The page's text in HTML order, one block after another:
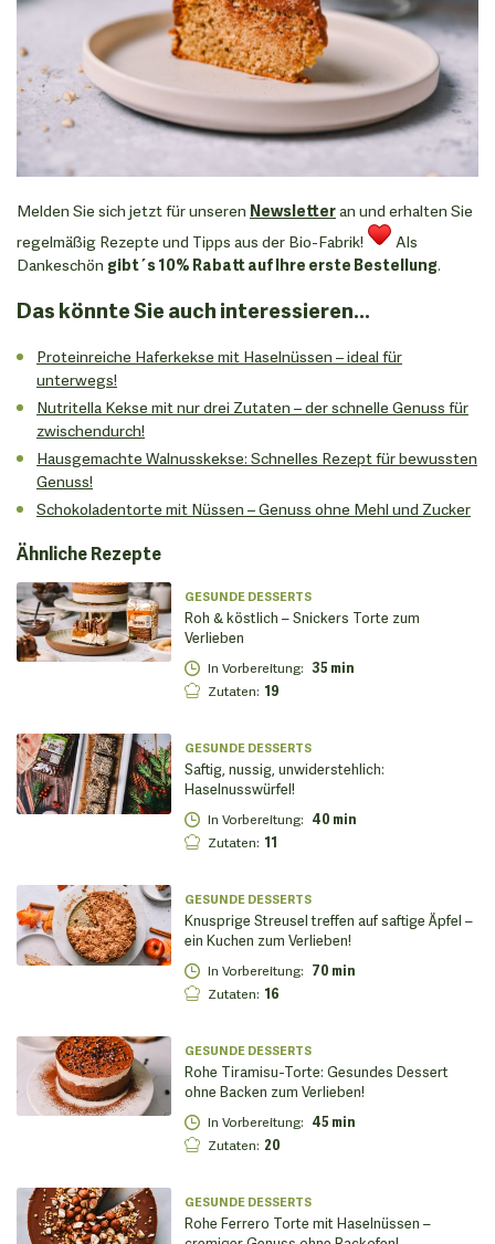
Melden Sie sich jetzt für unseren Newsletteran und erhalten Sie
regelmäßig Rezepte und Tipps aus der Bio-Fabrik!
Als
Dankeschön gibt´s 10% Rabatt auf Ihre erste Bestellung.
Das könnte Sie auch interessieren...
Proteinreiche Haferkekse mit Haselnüssen – ideal für
unterwegs!
Nutritella Kekse mit nur drei Zutaten – der schnelle Genuss für
zwischendurch!
Hausgemachte Walnusskekse: Schnelles Rezept für bewussten
Genuss!
Schokoladentorte mit Nüssen – Genuss ohne Mehl und Zucker
Ähnliche Rezepte
GESUNDE DESSERTS
Roh & köstlich – Snickers Torte zum
Verlieben
In Vorbereitung: 35 min
Zutaten: 19
GESUNDE DESSERTS
Saftig, nussig, unwiderstehlich:
Haselnusswürfel!
In Vorbereitung: 40 min
Zutaten: 11
GESUNDE DESSERTS
Knusprige Streusel treffen auf saftige Äpfel –
ein Kuchen zum Verlieben!
In Vorbereitung: 70 min
Zutaten: 16
GESUNDE DESSERTS
Rohe Tiramisu-Torte: Gesundes Dessert
ohne Backen zum Verlieben!
In Vorbereitung: 45 min
Zutaten: 20
GESUNDE DESSERTS
Rohe Ferrero Torte mit Haselnüssen –